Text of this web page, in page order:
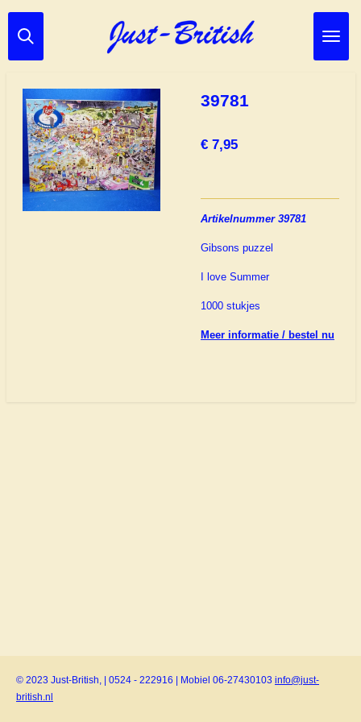
Ga
direct
hoofdinhoud
39781
€ 7,95
Artikelnummer 39781
Gibsons puzzel
I love Summer
1000 stukjes
Meer informatie / bestel nu
© 2023 Just-British, | 0524 - 222916 | Mobiel 06-27430103 info@just-
british.nl